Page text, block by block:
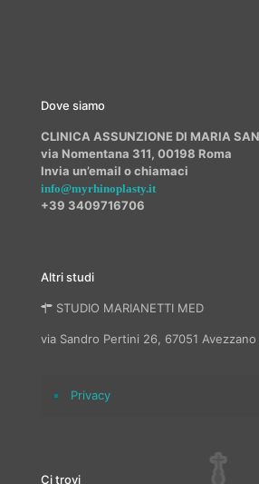
Dove siamo
CLINICA ASSUNZIONE DI MARIA
via Nomentana 311, 00198 Roma
Invia un’email o chiamaci
info@myrhinoplasty.it
+39 3409716706
Altri studi
STUDIO MARIANETTI MED
via Sandro Pertini 26, 67051 Avezzano
Privacy
Ci trovi